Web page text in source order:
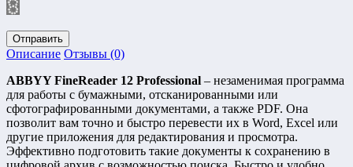
Отправить
Описание Отзывы (0)
ABBYY FineReader 12 Professional – незаменимая программа
для работы с бумажными, отсканированными или
сфотографированными документами, а также PDF. Она
позволит вам точно и быстро перевести их в Word, Excel или
другие приложения для редактирования и просмотра.
Эффективно подготовить такие документы к сохранению в